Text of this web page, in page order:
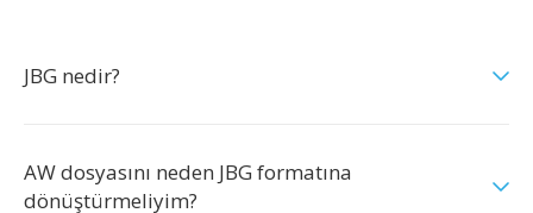
JBG nedir?
AW dosyasını neden JBG formatına
dönüştürmeliyim?